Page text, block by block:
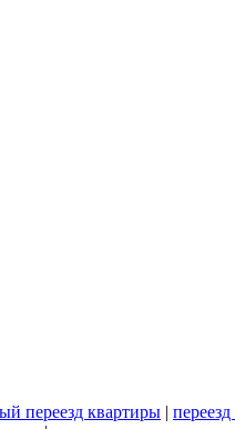
переезд квартиры |